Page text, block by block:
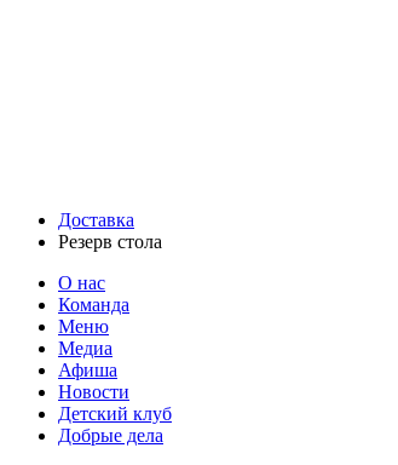
Доставка
Резерв стола
О нас
Команда
Меню
Медиа
Афиша
Новости
Детский клуб
Добрые дела